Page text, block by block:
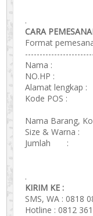
.
CARA
Format
Nama :
NO.HP :
Alamat lengkap :
Kode POS :
Nama Barang,
Size & Warna :
Jumlah :
.
KIRIM KE :
SMS, WA : 0818
Hotline : 0812